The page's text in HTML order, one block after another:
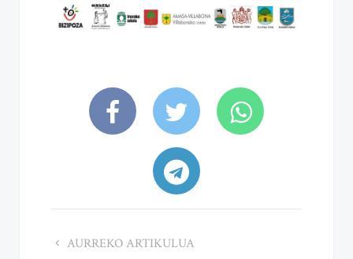
AURREKO ARTIKULUA